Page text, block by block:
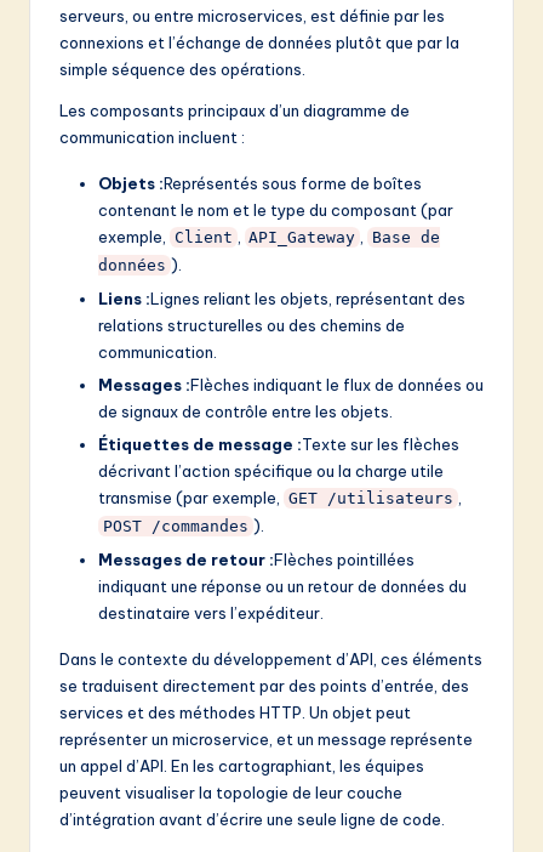
serveurs, ou entre microservices, est définie par les
connexions et l’échange de données plutôt que par la
simple séquence des opérations.
Les composants principaux d’un diagramme de
communication incluent :
Objets :Représentés sous forme de boîtes
contenant le nom et le type du composant (par
exemple,
Client API_Gateway
Base de
données ).
Liens :Lignes reliant les objets, représentant des
relations structurelles ou des chemins de
communication.
Messages :Flèches indiquant le flux de données ou
de signaux de contrôle entre les objets.
Étiquettes de message :Texte sur les flèches
décrivant l’action spécifique ou la charge utile
transmise (par exemple,
GET /utilisateurs
POST /commandes ).
Messages de retour :Flèches pointillées
indiquant une réponse ou un retour de données du
destinataire vers l’expéditeur.
Dans le contexte du développement d’API, ces éléments
se traduisent directement par des points d’entrée, des
services et des méthodes HTTP. Un objet peut
représenter un microservice, et un message représente
un appel d’API. En les cartographiant, les équipes
peuvent visualiser la topologie de leur couche
d’intégration avant d’écrire une seule ligne de code.